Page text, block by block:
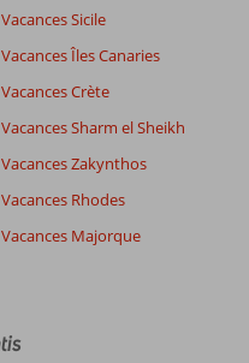
Enfants
Filtrer par participants
Vacances Sicile
Vacances Îles Canaries
Vacances Crète
Vacances Sharm el Sheikh
Vacances Zakynthos
Vacances Rhodes
Vacances Majorque